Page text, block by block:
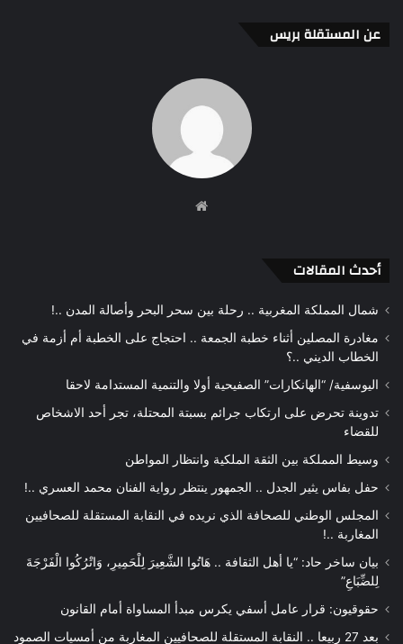
عن المستقلة بريس
أحدث المقالات
شمال المملكة المغربية .. رحلة بين سحر البحر وأصالة المدن ..!
مغادرة المصلين أثناء خطبة الجمعة .. احتجاج على الخطبة أم أزمة في
الخطاب الديني ..؟
اليوسفية/ “الهانكارات” الصفيحية أولا والتنمية المستدامة لاحقا
تدوينة تحرض على ارتكاب جرائم بسبتة المحتلة، تجر أحد الاشخاص
للقضاء
وسيط المملكة بين الثقة الملكية وانتظار المواطن
حفل بفاس يثير الجدل .. الجمهور ينتظر رواية الفنان محمد العسري ..!
المجلس الوطني للصحافة الذي نريده في النقابة المستقلة للصحافيين
المغاربة ..!
بيان ساخر حاد: “يا أهل الثقافة .. هَاتُوا الشَّعِيرَ لِلْحَمِيرِ، وَاتْرُكُوا الْفَرْجَةَ
لِلضِّبَاعِ”
حقوقيون: قرار عامل أسفي يكرس مبدأ المساواة أمام القانون
بعد 27 ربيعا .. النقابة المستقلة للصحافيين المغاربة من أمسيات الصمود